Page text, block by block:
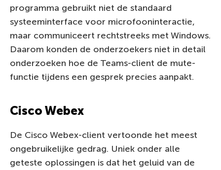
programma gebruikt niet de standaard
systeeminterface voor microfooninteractie,
maar communiceert rechtstreeks met Windows.
Daarom konden de onderzoekers niet in detail
onderzoeken hoe de Teams-client de mute-
functie tijdens een gesprek precies aanpakt.
Cisco Webex
De Cisco Webex-client vertoonde het meest
ongebruikelijke gedrag. Uniek onder alle
geteste oplossingen is dat het geluid van de